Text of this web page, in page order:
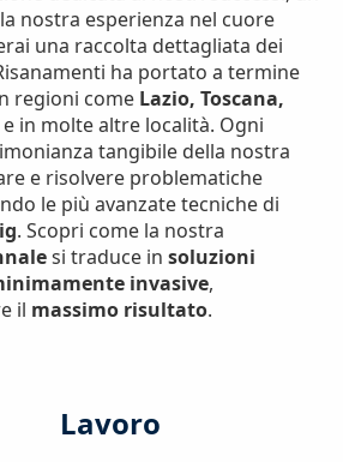
nostra esperienza nel cuore
una raccolta dettagliata dei
ha portato a termine
regioni come Lazio, Toscana,
e in molte altre località. Ogni
tangibile della nostra
e risolvere problematiche
le più avanzate tecniche di
. Scopri come la nostra
si traduce in soluzioni
invasive,
il massimo risultato.
Lavoro